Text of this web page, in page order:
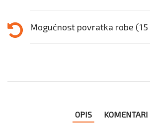
Mogućnost povratka robe (15
OPIS KOMENTARI